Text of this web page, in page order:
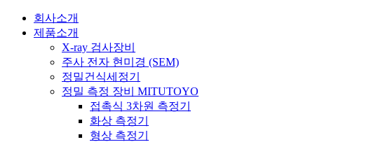
회사소개
제품소개
X-ray 검사장비
주사 전자 현미경 (SEM)
정밀건식세정기
정밀 측정 장비 MITUTOYO
접촉식 3차원 측정기
화상 측정기
형상 측정기